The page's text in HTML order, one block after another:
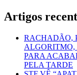
Artigos
RACHADÃO,
ALGORITMO,
PARA
PELA TARDE